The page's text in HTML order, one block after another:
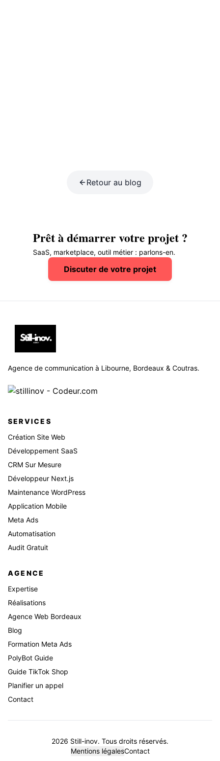
Retour au blog
Prêt à démarrer votre projet ?
SaaS, marketplace, outil métier : parlons-en.
Discuter de votre projet
Agence de communication à Libourne, Bordeaux & Coutras.
SERVICES
Création Site Web
Développement SaaS
CRM Sur Mesure
Développeur Next.js
Maintenance WordPress
Application Mobile
Meta Ads
Automatisation
Audit Gratuit
AGENCE
Expertise
Réalisations
Agence Web Bordeaux
Blog
Formation Meta Ads
PolyBot Guide
Guide TikTok Shop
Planifier un appel
Contact
2026 Still-inov. Tous droits réservés.
Mentions légalesContact